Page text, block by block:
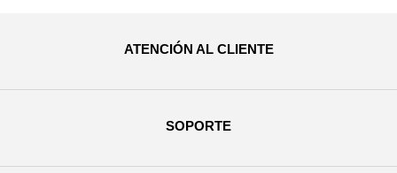
ATENCIÓN AL CLIENTE
SOPORTE